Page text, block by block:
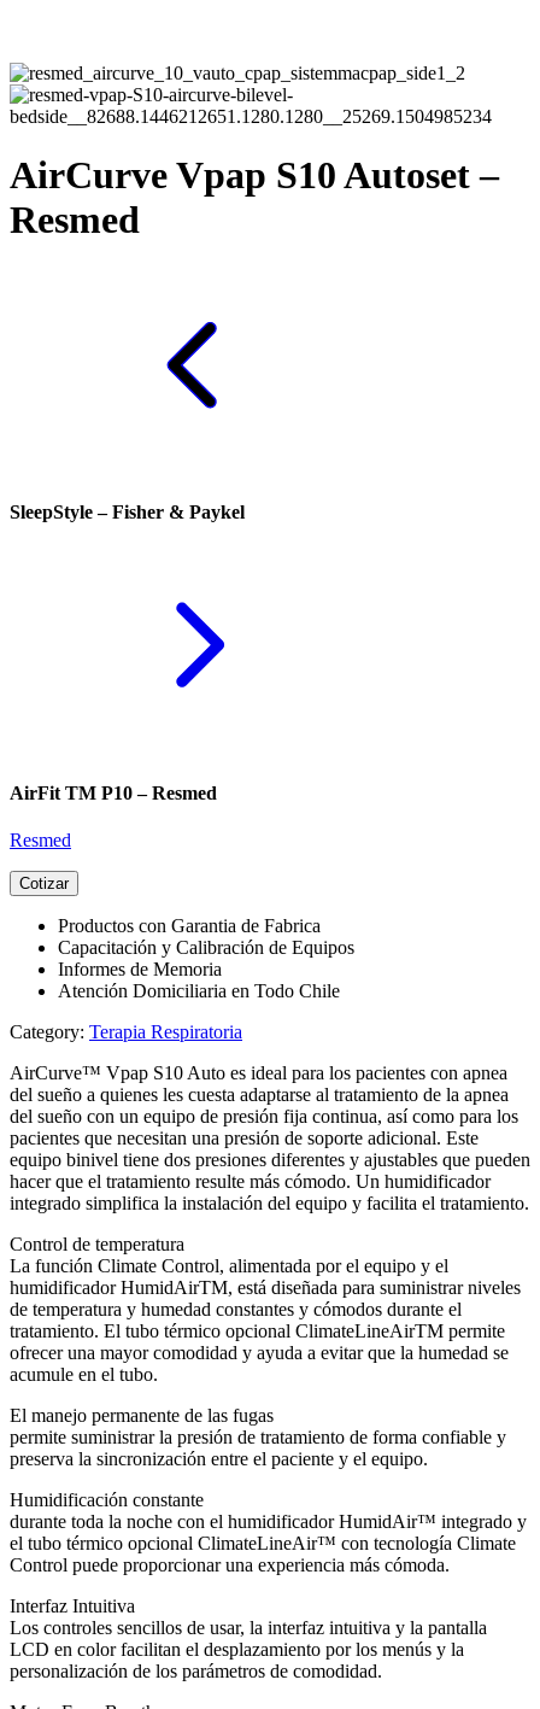
AirCurve Vpap S10 Autoset –
Resmed
SleepStyle – Fisher & Paykel
AirFit TM P10 – Resmed
Resmed
Cotizar
Productos con Garantia de Fabrica
Capacitación y Calibración de Equipos
Informes de Memoria
Atención Domiciliaria en Todo Chile
Category: Terapia Respiratoria
AirCurve™ Vpap S10 Auto es ideal para los pacientes con apnea
del sueño a quienes les cuesta adaptarse al tratamiento de la apnea
del sueño con un equipo de presión fija continua, así como para los
pacientes que necesitan una presión de soporte adicional. Este
equipo binivel tiene dos presiones diferentes y ajustables que pueden
hacer que el tratamiento resulte más cómodo. Un humidificador
integrado simplifica la instalación del equipo y facilita el tratamiento.
Control de temperatura
La función Climate Control, alimentada por el equipo y el
humidificador HumidAirTM, está diseñada para suministrar niveles
de temperatura y humedad constantes y cómodos durante el
tratamiento. El tubo térmico opcional ClimateLineAirTM permite
ofrecer una mayor comodidad y ayuda a evitar que la humedad se
acumule en el tubo.
El manejo permanente de las fugas
permite suministrar la presión de tratamiento de forma confiable y
preserva la sincronización entre el paciente y el equipo.
Humidificación constante
durante toda la noche con el humidificador HumidAir™ integrado y
el tubo térmico opcional ClimateLineAir™ con tecnología Climate
Control puede proporcionar una experiencia más cómoda.
Interfaz Intuitiva
Los controles sencillos de usar, la interfaz intuitiva y la pantalla
LCD en color facilitan el desplazamiento por los menús y la
personalización de los parámetros de comodidad.